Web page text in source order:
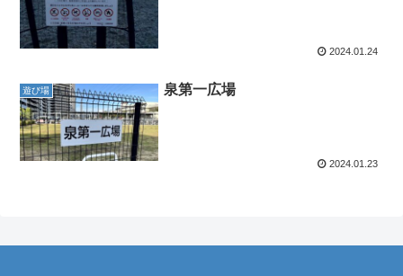
2024.01.24
遊び場 泉第一広場
2024.01.23